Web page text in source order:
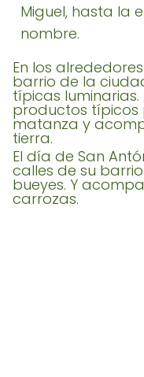
Miguel, hasta la
nombre.
En los
barrio de la
típicas
productos típicos
matanza y
tierra.
El día de San
calles de su
bueyes. Y
carrozas.